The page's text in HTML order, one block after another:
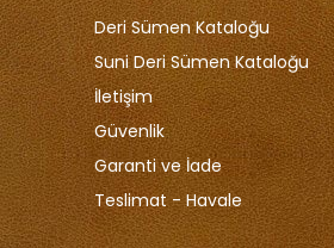
Deri Sümen Kataloğu
Suni Deri Sümen Kataloğu
İletişim
Güvenlik
Garanti ve İade
Teslimat - Havale